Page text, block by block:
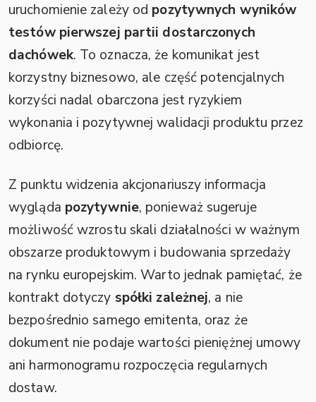
uruchomienie zależy od pozytywnych wyników
testów pierwszej partii dostarczonych
dachówek. To oznacza, że komunikat jest
korzystny biznesowo, ale część potencjalnych
korzyści nadal obarczona jest ryzykiem
wykonania i pozytywnej walidacji produktu przez
odbiorcę.
Z punktu widzenia akcjonariuszy informacja
wygląda pozytywnie, ponieważ sugeruje
możliwość wzrostu skali działalności w ważnym
obszarze produktowym i budowania sprzedaży
na rynku europejskim. Warto jednak pamiętać, że
kontrakt dotyczy spółki zależnej, a nie
bezpośrednio samego emitenta, oraz że
dokument nie podaje wartości pieniężnej umowy
ani harmonogramu rozpoczęcia regularnych
dostaw.